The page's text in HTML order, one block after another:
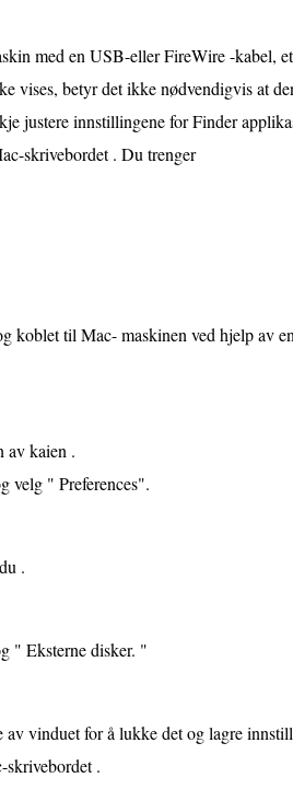
med en USB-eller FireWire -kabel,
vises, betyr det ikke nødvendigvis at
justere innstillingene for Finder
skrivebordet . Du trenger
koblet til Mac- maskinen ved hjelp av
av kaien .
velg " Preferences".
.
" Eksterne disker. "
vinduet for å lukke det og lagre
.